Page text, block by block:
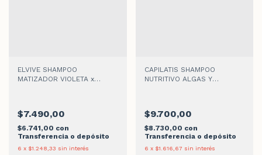
ELVIVE SHAMPOO
MATIZADOR VIOLETA x
$7.490,00
$6.741,00 con
Transferencia o depósito
6 x $1.248,33 sin interés
CAPILATIS SHAMPOO
NUTRITIVO ALGAS Y
$9.700,00
$8.730,00 con
Transferencia o depósito
6 x $1.616,67 sin interés